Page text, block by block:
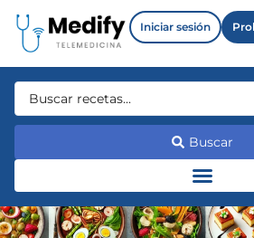
Iniciar sesión
Buscar